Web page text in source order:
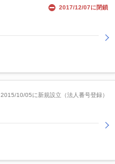
2017/12/07に閉鎖
2015/10/05に新規設立（法人番号登録）